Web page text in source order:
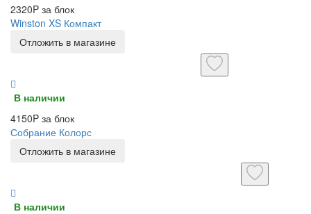
2320P за блок
Winston XS Компакт
Отложить в магазине
В наличии
4150P за блок
Собрание Колорс
Отложить в магазине
В наличии